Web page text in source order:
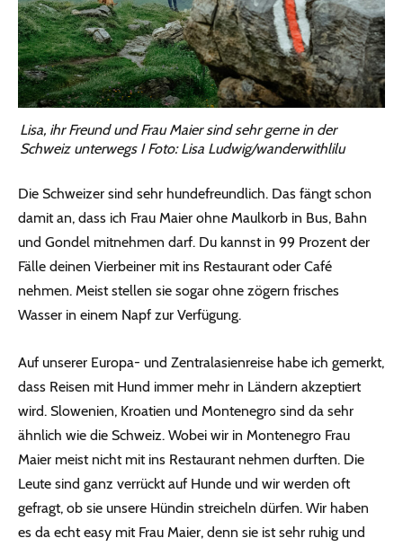
Lisa, ihr Freund und Frau Maier sind sehr gerne in der
Schweiz unterwegs I Foto: Lisa Ludwig/wanderwithlilu
Die Schweizer sind sehr hundefreundlich. Das fängt schon
damit an, dass ich Frau Maier ohne Maulkorb in Bus, Bahn
und Gondel mitnehmen darf. Du kannst in 99 Prozent der
Fälle deinen Vierbeiner mit ins Restaurant oder Café
nehmen. Meist stellen sie sogar ohne zögern frisches
Wasser in einem Napf zur Verfügung.
Auf unserer Europa- und Zentralasienreise habe ich gemerkt,
dass Reisen mit Hund immer mehr in Ländern akzeptiert
wird. Slowenien, Kroatien und Montenegro sind da sehr
ähnlich wie die Schweiz. Wobei wir in Montenegro Frau
Maier meist nicht mit ins Restaurant nehmen durften. Die
Leute sind ganz verrückt auf Hunde und wir werden oft
gefragt, ob sie unsere Hündin streicheln dürfen. Wir haben
es da echt easy mit Frau Maier, denn sie ist sehr ruhig und